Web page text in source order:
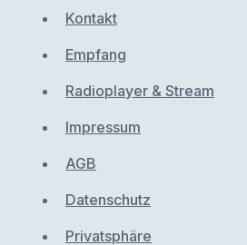
Kontakt
Empfang
Radioplayer & Stream
Impressum
AGB
Datenschutz
Privatsphäre